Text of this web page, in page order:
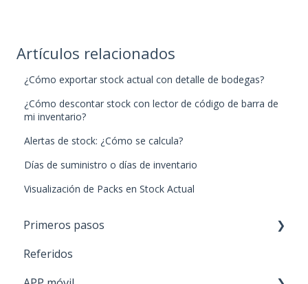
Artículos relacionados
¿Cómo exportar stock actual con detalle de bodegas?
¿Cómo descontar stock con lector de código de barra de
mi inventario?
Alertas de stock: ¿Cómo se calcula?
Días de suministro o días de inventario
Visualización de Packs en Stock Actual
Primeros pasos
Paso 1: Nuevos productos
Referidos